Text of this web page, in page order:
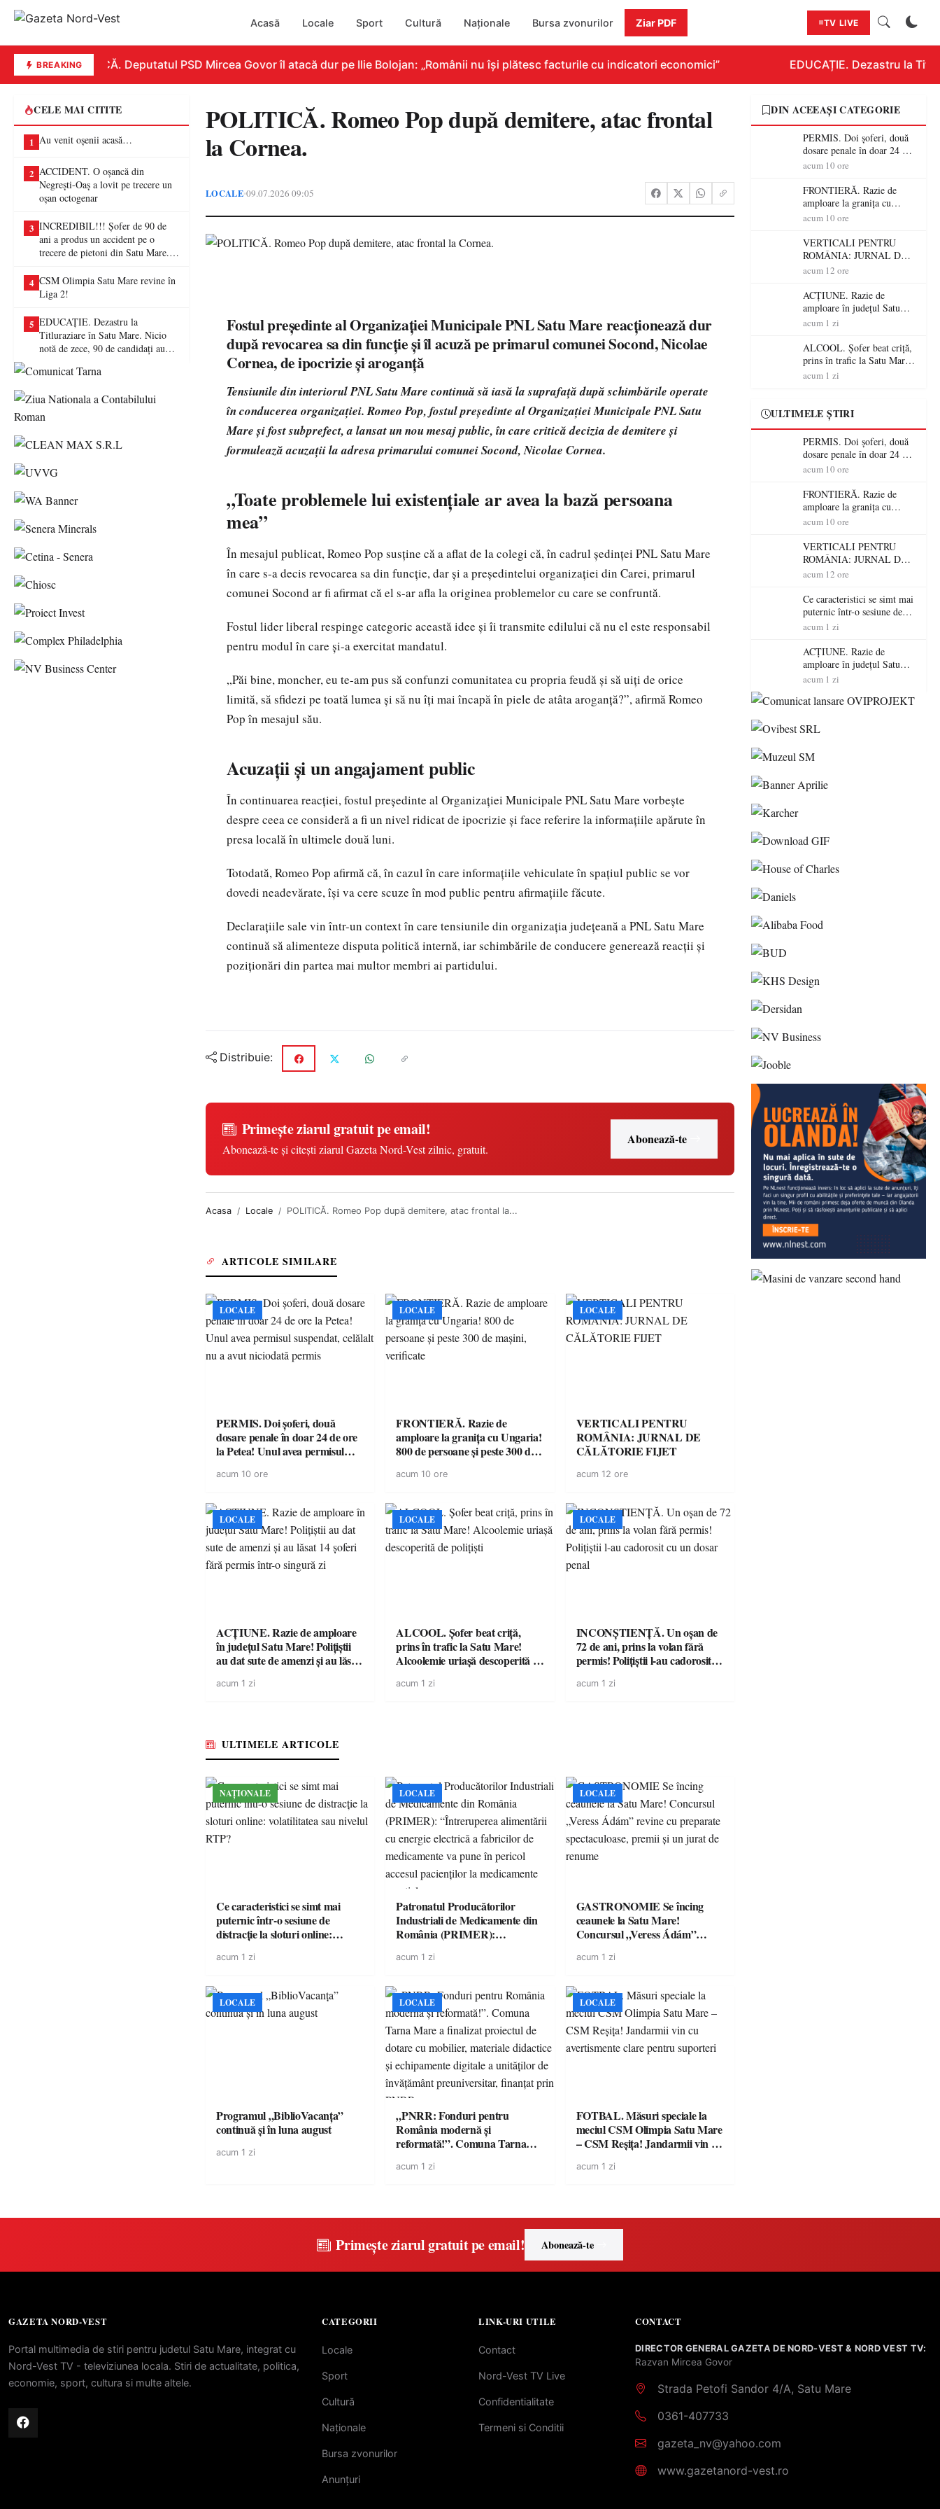
Acasă Locale Sport Cultură Naționale Bursa zvonurilor Ziar PDF TV LIVE
BREAKINGREPLICĂ. Deputatul PSD Mircea Govor îl atacă dur pe Ilie Bolojan: „Românii nu își plătesc facturile cu indicatori economici” EDUCAȚIE. Dezastru la
CELE MAI CITITE
1 Au venit oșenii acasă…
2 ACCIDENT. O oșancă din
Negrești-Oaș a lovit pe trecere un
oșan octogenar
3 INCREDIBIL!!! Șofer de 90 de
ani a produs un accident pe o
trecere de pietoni din Satu Mare. O
4 CSM Olimpia Satu Mare revine în
Liga 2!
5 EDUCAȚIE. Dezastru la
Titluraziare în Satu Mare. Nicio
notă de zece, 90 de candidați au
POLITICĂ. Romeo Pop după demitere, atac frontal
la Cornea.
LOCALE•09.07.2026 09:05
Fostul președinte al Organizației Municipale PNL Satu Mare reacționează dur
după revocarea sa din funcție și îl acuză pe primarul comunei Socond, Nicolae
Cornea, de ipocrizie și aroganță
Tensiunile din interiorul PNL Satu Mare continuă să iasă la suprafață după schimbările operate
în conducerea organizației. Romeo Pop, fostul președinte al Organizației Municipale PNL Satu
Mare și fost subprefect, a lansat un nou mesaj public, în care critică decizia de demitere și
formulează acuzații la adresa primarului comunei Socond, Nicolae Cornea.
„Toate problemele lui existențiale ar avea la bază persoana
mea”
În mesajul publicat, Romeo Pop susține că a aflat de la colegi că, în cadrul ședinței PNL Satu Mare
în care s-a decis revocarea sa din funcție, dar și a președintelui organizației din Carei, primarul
comunei Socond ar fi afirmat că el s-ar afla la originea problemelor cu care se confruntă.
Fostul lider liberal respinge categoric această idee și îi transmite edilului că nu el este responsabil
pentru modul în care și-a exercitat mandatul.
„Păi bine, moncher, eu te-am pus să confunzi comunitatea cu propria feudă și să uiți de orice
limită, să sfidezi pe toată lumea și să nu îți mai încapă în piele de atâta aroganță?”, afirmă Romeo
Pop în mesajul său.
Acuzații și un angajament public
În continuarea reacției, fostul președinte al Organizației Municipale PNL Satu Mare vorbește
despre ceea ce consideră a fi un nivel ridicat de ipocrizie și face referire la informațiile apărute în
presa locală în ultimele două luni.
Totodată, Romeo Pop afirmă că, în cazul în care informațiile vehiculate în spațiul public se vor
dovedi neadevărate, își va cere scuze în mod public pentru afirmațiile făcute.
Declarațiile sale vin într-un context în care tensiunile din organizația județeană a PNL Satu Mare
continuă să alimenteze disputa politică internă, iar schimbările de conducere generează reacții și
poziționări din partea mai multor membri ai partidului.
Distribuie:
Primește ziarul gratuit pe email!
Abonează-te și citești ziarul Gazeta Nord-Vest zilnic, gratuit.
Abonează-te
Acasa Locale POLITICĂ. Romeo Pop după demitere, atac frontal la...
ARTICOLE SIMILARE
LOCALE
PERMIS. Doi șoferi, două
dosare penale în doar 24 de ore
la Petea! Unul avea permisul
niciodată permis
acum 10 ore
LOCALE
FRONTIERĂ. Razie de
amploare la granița cu Ungaria!
800 de persoane și peste 300 de
acum 10 ore
LOCALE
VERTICALI PENTRU
ROMÂNIA: JURNAL DE
CĂLĂTORIE FIJET
acum 12 ore
LOCALE
ACȚIUNE. Razie de amploare
în județul Satu Mare! Polițiștii
au dat sute de amenzi și au lăsat
singură zi
acum 1 zi
LOCALE
ALCOOL. Șofer beat criță,
prins în trafic la Satu Mare!
Alcoolemie uriașă descoperită de
acum 1 zi
LOCALE
INCONȘTIENȚĂ. Un oșan de
72 de ani, prins la volan fără
permis! Polițiștii l-au cadorosit
acum 1 zi
ULTIMELE ARTICOLE
NAȚIONALE
Ce caracteristici se simt mai
puternic într-o sesiune de
distracție la sloturi online:
acum 1 zi
LOCALE
Patronatul Producătorilor
Industriali de Medicamente din
România (PRIMER):
energie electrică a fabricilor de
accesul pacienților la
medicamente esențiale
acum 1 zi
LOCALE
GASTRONOMIE Se încing
ceaunele la Satu Mare!
Concursul „Veress Ádám”
spectaculoase, premii și un jurat
acum 1 zi
LOCALE
Programul „BiblioVacanța”
continuă și în luna august
acum 1 zi
LOCALE
„PNRR: Fonduri pentru
România modernă și
reformată!”. Comuna Tarna
dotare cu mobilier, materiale
acum 1 zi
LOCALE
FOTBAL. Măsuri speciale la
meciul CSM Olimpia Satu Mare
– CSM Reșița! Jandarmii vin cu
suporteri
acum 1 zi
DIN ACEEAȘI CATEGORIE
PERMIS. Doi șoferi, două
dosare penale în doar 24 de
ore la Petea! Unul avea
nu a avut niciodată permis
acum 10 ore
FRONTIERĂ. Razie de
amploare la granița cu
Ungaria! 800 de persoane și
verificate
acum 10 ore
VERTICALI PENTRU
ROMÂNIA: JURNAL DE
CĂLĂTORIE FIJET
acum 12 ore
ACȚIUNE. Razie de
amploare în județul Satu
Mare! Polițiștii au dat sute
șoferi fără permis într-o
singură zi
acum 1 zi
ALCOOL. Șofer beat criță,
prins în trafic la Satu Mare!
Alcoolemie uriașă
acum 1 zi
ULTIMELE ȘTIRI
PERMIS. Doi șoferi, două
dosare penale în doar 24 de
ore la Petea! Unul avea
nu a avut niciodată permis
acum 10 ore
FRONTIERĂ. Razie de
amploare la granița cu
Ungaria! 800 de persoane și
verificate
acum 10 ore
VERTICALI PENTRU
ROMÂNIA: JURNAL DE
CĂLĂTORIE FIJET
acum 12 ore
Ce caracteristici se simt mai
puternic într-o sesiune de
distracție la sloturi online:
RTP?
acum 1 zi
ACȚIUNE. Razie de
amploare în județul Satu
Mare! Polițiștii au dat sute
șoferi fără permis într-o
acum 1 zi
Primește ziarul gratuit pe email! Abonează-te
GAZETA NORD-VEST
Portal multimedia de stiri pentru judetul Satu Mare, integrat cu
Nord-Vest TV - televiziunea locala. Stiri de actualitate, politica,
economie, sport, cultura si multe altele.
CATEGORII
Locale
Sport
Cultură
Naționale
Bursa zvonurilor
Anunțuri
LINK-URI UTILE
Contact
Nord-Vest TV Live
Confidentialitate
Termeni si Conditii
CONTACT
DIRECTOR GENERAL GAZETA DE NORD-VEST & NORD VEST TV:
Razvan Mircea Govor
Strada Petofi Sandor 4/A, Satu Mare
0361-407733
gazeta_nv@yahoo.com
www.gazetanord-vest.ro